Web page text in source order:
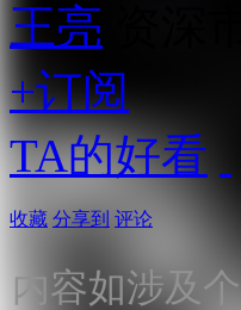
王亮
+订阅
TA的好看
收藏 分享到 评论
内容如涉及